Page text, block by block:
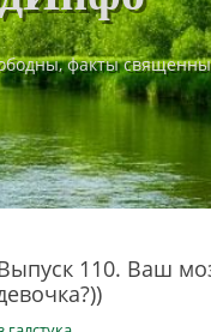
факты священны
Выпуск 110. Ваш